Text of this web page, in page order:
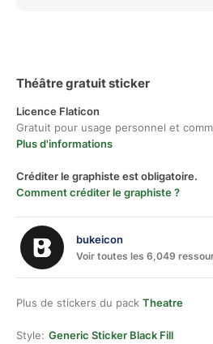
Théâtre gratuit sticker
Licence Flaticon
Gratuit pour usage personnel et
Plus d'informations
Créditer le graphiste est obligatoire.
Comment créditer le graphiste ?
bukeicon
Voir toutes les 6,049
Plus de stickers du pack Theatre
Style: Generic Sticker Black Fill